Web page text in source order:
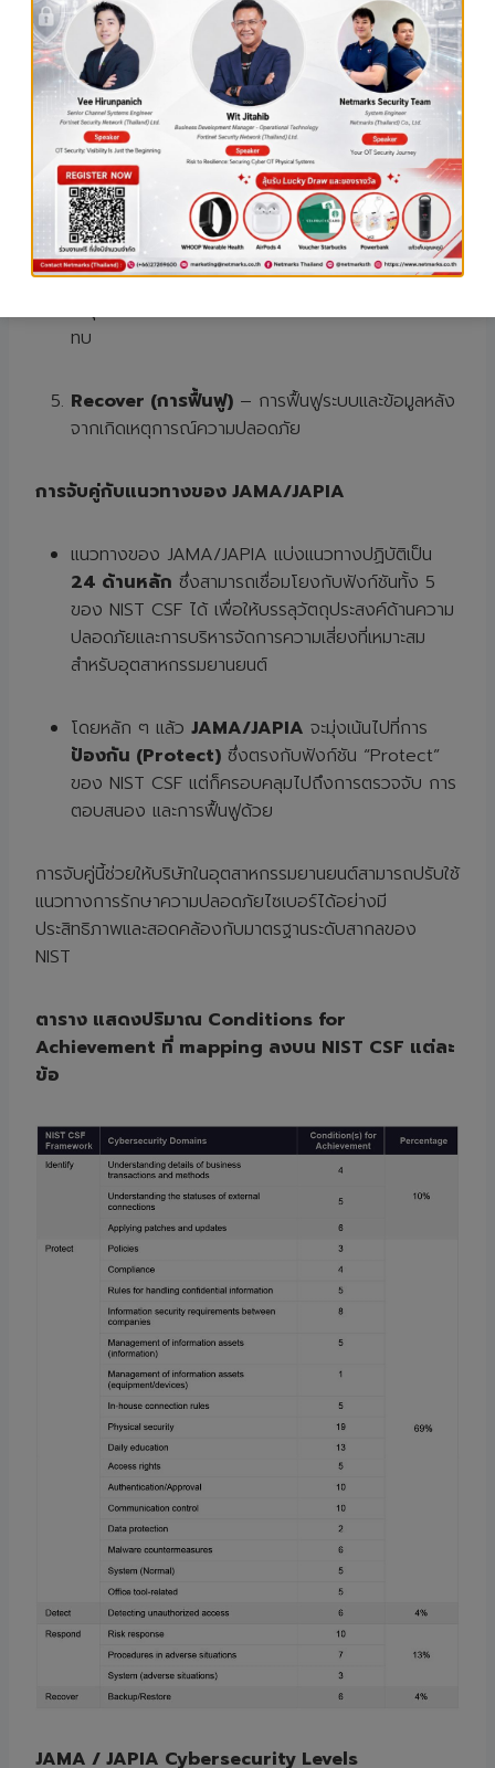
Identify ( การระบุ) – การเข้าใจและบริหารจัดการ
ความเสี่ยงที่เกี่ยวข้องกับระบบและข้อมูล
Protect ( การป้องกัน)– การใช้มาตรการป้องกัน
เพื่อปกป้องข้อมูลและระบบจากภัยคุกคาม
Detect ( การตรวจจับ)– การตรวจจับเหตุการณ์
ด้านความปลอดภัยที่เกิดขึ้น
Respond (การตอบสนอง)– การตอบสนองต่อ
เหตุการณ์ด้านความปลอดภัยเพื่อให้สามารถลดผลกระ
ทบ
Recover (การฟื้นฟู) – การฟื้นฟูระบบและข้อมูลหลัง
จากเกิดเหตุการณ์ความปลอดภัย
การจับคู่กับแนวทางของ JAMA/JAPIA
แนวทางของ JAMA/JAPIA แบ่งแนวทางปฏิบัติเป็น
24 ด้านหลัก ซึ่งสามารถเชื่อมโยงกับฟังก์ชันทั้ง 5
ของ NIST CSF ได้ เพื่อให้บรรลุวัตถุประสงค์ด้านความ
ปลอดภัยและการบริหารจัดการความเสี่ยงที่เหมาะสม
สำหรับอุตสาหกรรมยานยนต์
โดยหลัก ๆ แล้ว JAMA/JAPIA จะมุ่งเน้นไปที่การ
ป้องกัน (Protect) ซึ่งตรงกับฟังก์ชัน “Protect”
ของ NIST CSF แต่ก็ครอบคลุมไปถึงการตรวจจับ การ
ตอบสนอง และการฟื้นฟูด้วย
การจับคู่นี้ช่วยให้บริษัทในอุตสาหกรรมยานยนต์สามารถปรับใช้
แนวทางการรักษาความปลอดภัยไซเบอร์ได้อย่างมี
ประสิทธิภาพและสอดคล้องกับมาตรฐานระดับสากลของ
NIST
ตาราง แสดงปริมาณ Conditions for
Achievement ที่ mapping ลงบน NIST CSF แต่ละ
ข้อ
JAMA / JAPIA Cybersecurity Levels